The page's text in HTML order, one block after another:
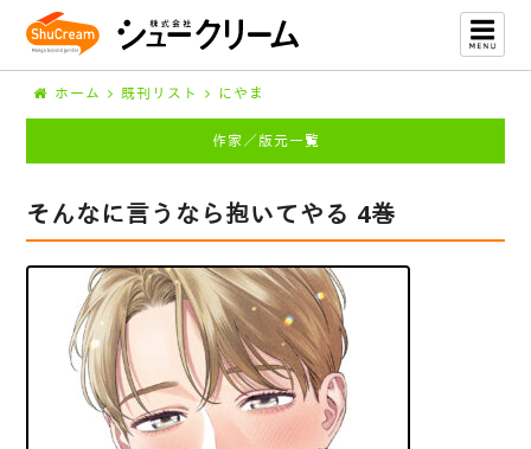
ホーム 既刊リスト にやま
作家／版元一覧
そんなに言うなら抱いてやる 4巻